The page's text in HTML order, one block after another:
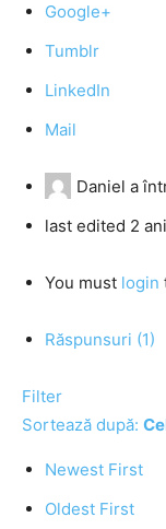
Google+
Tumblr
LinkedIn
Mail
Daniel a
last edited 2
You must login
Răspunsuri (1)
Filter
Sortează după:
Newest First
Oldest First